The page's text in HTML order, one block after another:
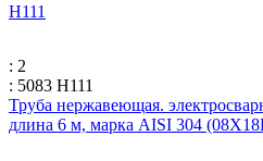
H111
: 2
: 5083 H111
Труба нержавеющая.
длина 6 м, марка AISI 304